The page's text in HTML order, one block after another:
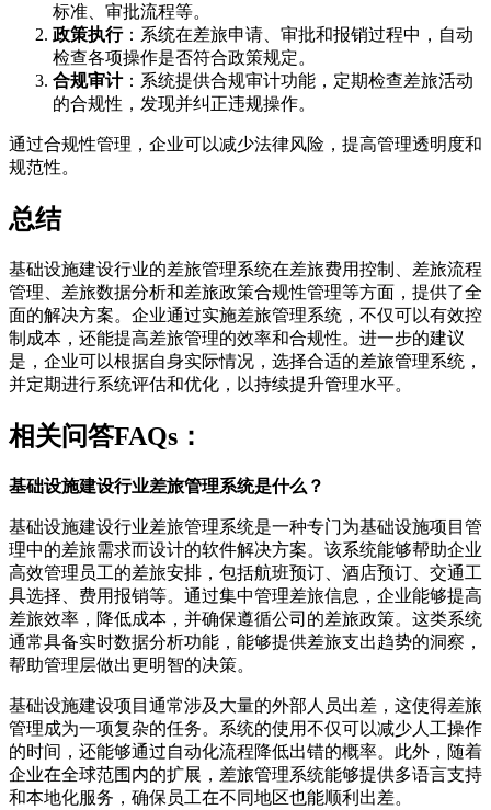
标准、审批流程等。
政策执行：系统在差旅申请、审批和报销过程中，自动
检查各项操作是否符合政策规定。
合规审计：系统提供合规审计功能，定期检查差旅活动
的合规性，发现并纠正违规操作。
通过合规性管理，企业可以减少法律风险，提高管理透明度和
规范性。
总结
基础设施建设行业的差旅管理系统在差旅费用控制、差旅流程
管理、差旅数据分析和差旅政策合规性管理等方面，提供了全
面的解决方案。企业通过实施差旅管理系统，不仅可以有效控
制成本，还能提高差旅管理的效率和合规性。进一步的建议
是，企业可以根据自身实际情况，选择合适的差旅管理系统，
并定期进行系统评估和优化，以持续提升管理水平。
相关问答FAQs：
基础设施建设行业差旅管理系统是什么？
基础设施建设行业差旅管理系统是一种专门为基础设施项目管
理中的差旅需求而设计的软件解决方案。该系统能够帮助企业
高效管理员工的差旅安排，包括航班预订、酒店预订、交通工
具选择、费用报销等。通过集中管理差旅信息，企业能够提高
差旅效率，降低成本，并确保遵循公司的差旅政策。这类系统
通常具备实时数据分析功能，能够提供差旅支出趋势的洞察，
帮助管理层做出更明智的决策。
基础设施建设项目通常涉及大量的外部人员出差，这使得差旅
管理成为一项复杂的任务。系统的使用不仅可以减少人工操作
的时间，还能够通过自动化流程降低出错的概率。此外，随着
企业在全球范围内的扩展，差旅管理系统能够提供多语言支持
和本地化服务，确保员工在不同地区也能顺利出差。